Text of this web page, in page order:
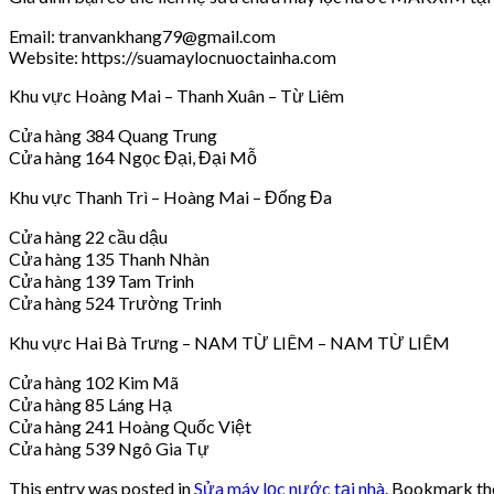
Email: tranvankhang79@gmail.com
Website: https://suamaylocnuoctainha.com
Khu vực Hoàng Mai – Thanh Xuân – Từ Liêm
Cửa hàng 384 Quang Trung
Cửa hàng 164 Ngọc Đại, Đại Mỗ
Khu vực Thanh Trì – Hoàng Mai – Đống Đa
Cửa hàng 22 cầu dậu
Cửa hàng 135 Thanh Nhàn
Cửa hàng 139 Tam Trinh
Cửa hàng 524 Trường Trinh
Khu vực Hai Bà Trưng – NAM TỪ LIÊM – NAM TỪ LIÊM
Cửa hàng 102 Kim Mã
Cửa hàng 85 Láng Hạ
Cửa hàng 241 Hoàng Quốc Việt
Cửa hàng 539 Ngô Gia Tự
This entry was posted inSửa máy lọc nước tại nhà . Bookmark